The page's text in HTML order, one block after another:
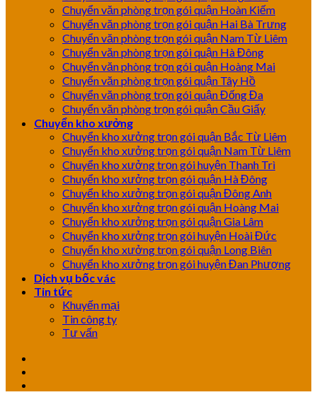
Chuyển văn phòng trọn gói quận Hoàn Kiếm
Chuyển văn phòng trọn gói quận Hai Bà Trưng
Chuyển văn phòng trọn gói quận Nam Từ Liêm
Chuyển văn phòng trọn gói quận Hà Đông
Chuyển văn phòng trọn gói quận Hoàng Mai
Chuyển văn phòng trọn gói quận Tây Hồ
Chuyển văn phòng trọn gói quận Đống Đa
Chuyển văn phòng trọn gói quận Cầu Giấy
Chuyển kho xưởng
Chuyển kho xưởng trọn gói quận Bắc Từ Liêm
Chuyển kho xưởng trọn gói quận Nam Từ Liêm
Chuyển kho xưởng trọn gói huyện Thanh Trì
Chuyển kho xưởng trọn gói quận Hà Đông
Chuyển kho xưởng trọn gói quận Đông Anh
Chuyển kho xưởng trọn gói quận Hoàng Mai
Chuyển kho xưởng trọn gói quận Gia Lâm
Chuyển kho xưởng trọn gói huyện Hoài Đức
Chuyển kho xưởng trọn gói quận Long Biên
Chuyển kho xưởng trọn gói huyện Đan Phượng
Dịch vụ bốc vác
Tin tức
Khuyến mại
Tin công ty
Tư vấn